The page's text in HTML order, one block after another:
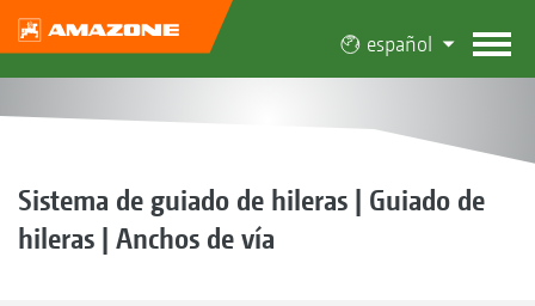
español
Sistema de guiado de hileras | Guiado de
hileras | Anchos de vía